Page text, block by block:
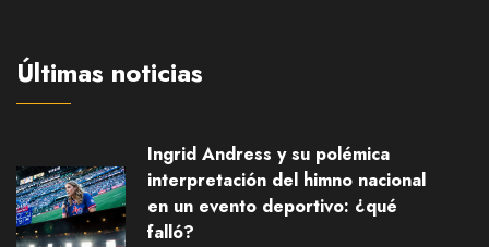
Últimas noticias
Ingrid Andress y su polémica
interpretación del himno nacional
en un evento deportivo: ¿qué
falló?